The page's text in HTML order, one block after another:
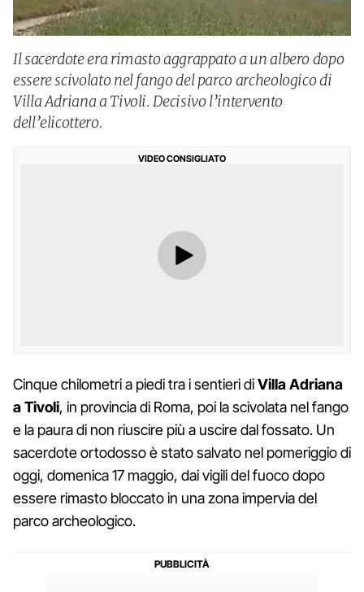
Il sacerdote era rimasto aggrappato a un albero dopo
essere scivolato nel fango del parco archeologico di
Villa Adriana a Tivoli. Decisivo l’intervento
dell’elicottero.
VIDEO CONSIGLIATO
Cinque chilometri a piedi tra i sentieri diVilla Adriana
aTivoli, in provincia di Roma, poi la scivolata nel fango
e la paura di non riuscire più a uscire dal fossato. Un
sacerdote ortodosso è stato salvato nel pomeriggio di
oggi, domenica 17 maggio, dai vigili del fuoco dopo
essere rimasto bloccato in una zona impervia del
parco archeologico.